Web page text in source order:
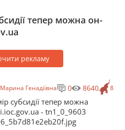
тепер можна он-
рекламу
Генадіївна 8
0 8640